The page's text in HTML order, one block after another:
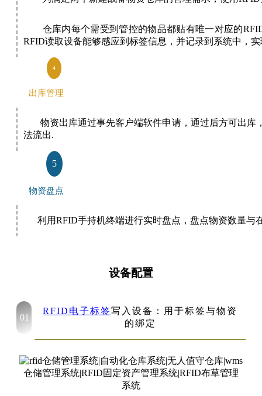
仓库内每个需受到管控的物品都贴有唯一对应的
RFID读取设备能够感应到标签信息，并记录到系统中，
4
出库管理
物资出库通过事先客户端软件申请，通过后方可出库
法流出.
5
物资盘点
利用RFID手持机终端进行实时盘点，盘点物资数量与
设备配置
01
RFID电子标签写入设备：用于标签与物资
的绑定